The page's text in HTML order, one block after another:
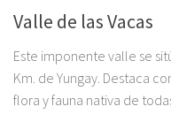
Valle de las Vacas
Este imponente valle se
Km. de Yungay. Destaca
flora y fauna nativa de